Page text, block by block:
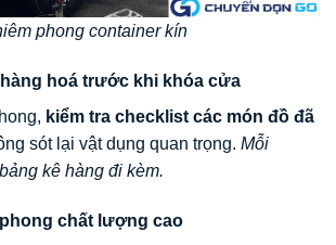
phong container kín
hoá trước khi khóa cửa
kiểm tra checklist các món đồ đã
sót lại vật dụng quan trọng. Mỗi
kê hàng đi kèm.
chất lượng cao